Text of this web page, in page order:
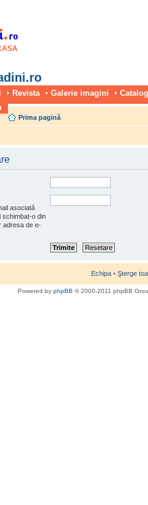
Revista Galerie imagini
Prima pagină
asociată
schimbat-o din
adresa de e-
Echipa • Şterge
Powered by phpBB © 2000-2011 phpBB